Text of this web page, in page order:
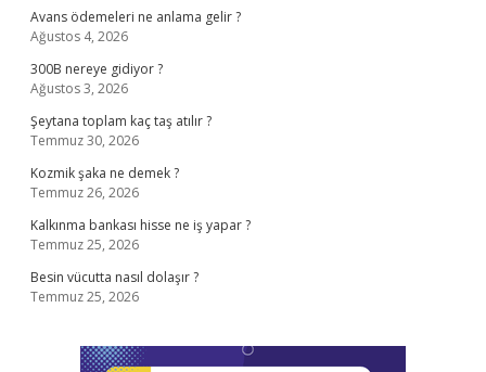
Avans ödemeleri ne anlama gelir ?
Ağustos 4, 2026
300B nereye gidiyor ?
Ağustos 3, 2026
Şeytana toplam kaç taş atılır ?
Temmuz 30, 2026
Kozmik şaka ne demek ?
Temmuz 26, 2026
Kalkınma bankası hisse ne iş yapar ?
Temmuz 25, 2026
Besin vücutta nasıl dolaşır ?
Temmuz 25, 2026